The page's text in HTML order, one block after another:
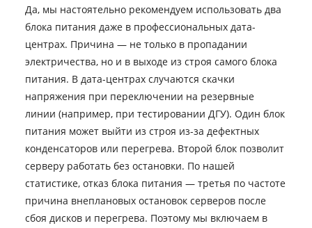
Да, мы настоятельно рекомендуем использовать два
блока питания даже в профессиональных дата-
центрах. Причина — не только в пропадании
электричества, но и в выходе из строя самого блока
питания. В дата-центрах случаются скачки
напряжения при переключении на резервные
линии (например, при тестировании ДГУ). Один блок
питания может выйти из строя из-за дефектных
конденсаторов или перегрева. Второй блок позволит
серверу работать без остановки. По нашей
статистике, отказ блока питания — третья по частоте
причина внеплановых остановок серверов после
сбоя дисков и перегрева. Поэтому мы включаем в